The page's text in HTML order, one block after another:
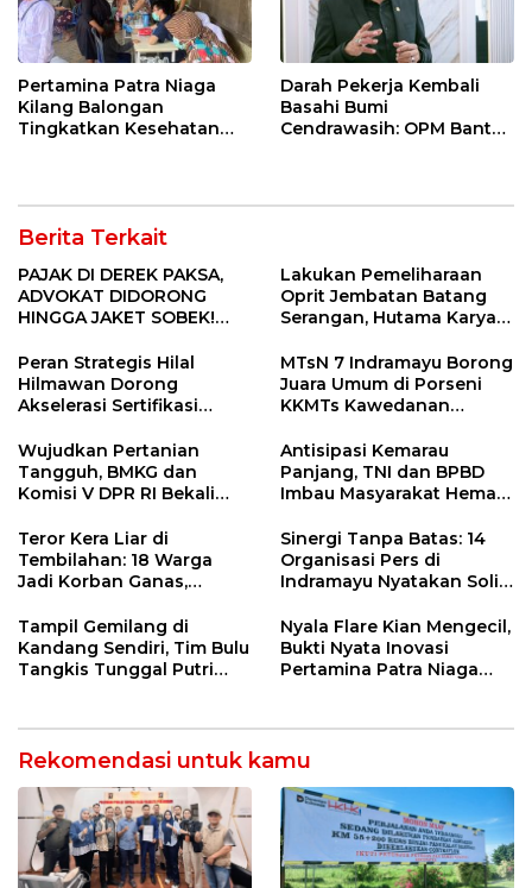
Pertamina Patra Niaga
Kilang Balongan
Tingkatkan Kesehatan
Perawatan Gigi
Darah Pekerja Kembali
Basahi Bumi
Cendrawasih: OPM Bantai
Berita Terkait
PAJAK DI DEREK PAKSA,
ADVOKAT DIDORONG
HINGGA JAKET SOBEK!
Ngamuk Kepung Polresta
Pekanbaru!
Lakukan Pemeliharaan
Oprit Jembatan Batang
Serangan, Hutama Karya
55 Tol Binjai–Langsa
Peran Strategis Hilal
Hilmawan Dorong
Akselerasi Sertifikasi
Entaskan Kemiskinan di
Indramayu
MTsN 7 Indramayu Borong
Juara Umum di Porseni
KKMTs Kawedanan
Wujudkan Pertanian
Tangguh, BMKG dan
Komisi V DPR RI Bekali
Sekolah Lapang Iklim
Antisipasi Kemarau
Panjang, TNI dan BPBD
Imbau Masyarakat Hemat
Kebakaran
Teror Kera Liar di
Tembilahan: 18 Warga
Jadi Korban Ganas,
12 Jahitan!
Sinergi Tanpa Batas: 14
Organisasi Pers di
Indramayu Nyatakan Solid
Tampil Gemilang di
Kandang Sendiri, Tim Bulu
Tangkis Tunggal Putri
Jatibarang 2026
Nyala Flare Kian Mengecil,
Bukti Nyata Inovasi
Pertamina Patra Niaga
Rekomendasi untuk kamu